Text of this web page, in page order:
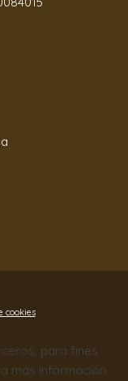
cookies
para fines
más información.